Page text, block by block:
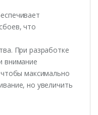
что
При разработке
внимание
максимально
но увеличить